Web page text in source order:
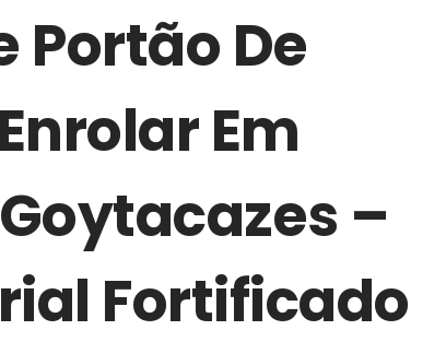
Portão De
Em
–
Fortificado